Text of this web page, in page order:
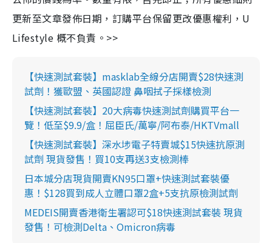
更新至文章發佈日期，訂購平台保留更改優惠權利，U
Lifestyle 概不負責。>>
【快速測試套裝】masklab全線分店開賣$28快速測
試劑！獲歐盟、英國認證 鼻咽拭子採樣檢測
【快速測試套裝】20大病毒快速測試劑購買平台一
覽！低至$9.9/盒！屈臣氏/萬寧/阿布泰/HKTVmall
【快速測試套裝】深水埗電子特賣城$15快速抗原測
試劑 現貨發售！買10支再送3支檢測棒
日本城分店現貨開賣KN95口罩+快速測試套裝優
惠！$128買到成人立體口罩2盒+5支抗原檢測試劑
MEDEIS開賣香港衛生署認可$18快速測試套裝 現貨
發售！可檢測Delta、Omicron病毒